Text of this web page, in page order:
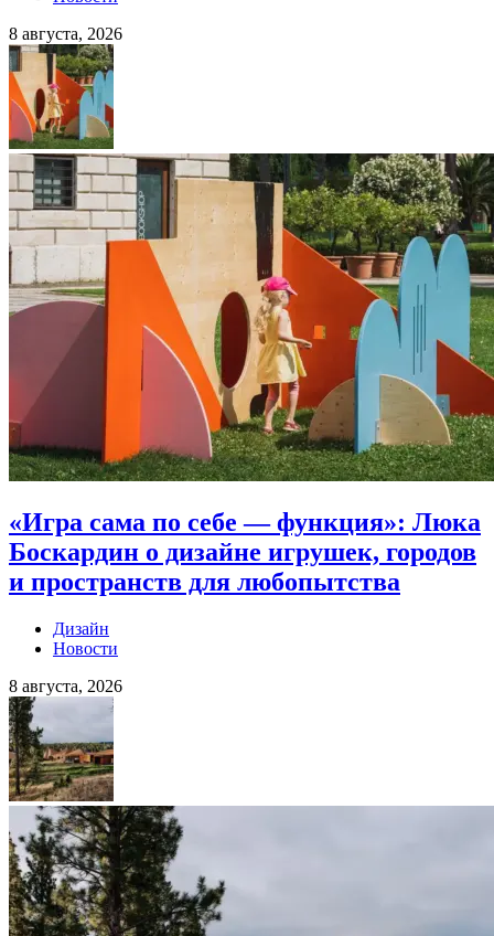
8 августа, 2026
«Игра сама по себе — функция»: Люка
Боскардин о дизайне игрушек, городов
и пространств для любопытства
Дизайн
Новости
8 августа, 2026